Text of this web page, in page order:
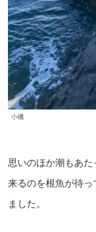
小磯
思いのほか潮もあ
来るのを根魚が待っ
ました。